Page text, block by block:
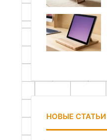
НОВЫЕ СТАТЬИ